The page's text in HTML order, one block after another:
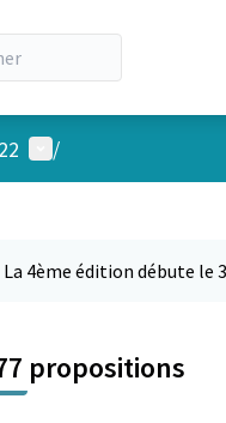
Menu utilisateur
/
La 4ème édition débute le
propositions